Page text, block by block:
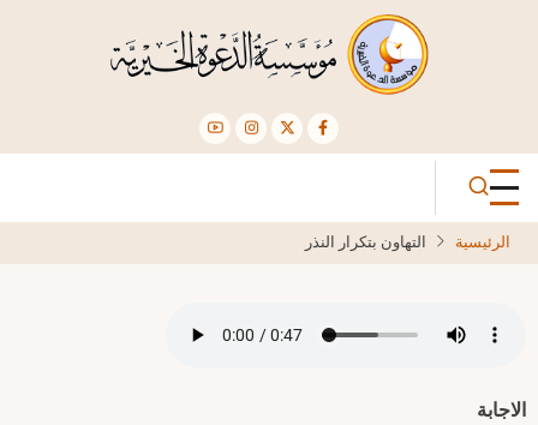
الرئيسية التهاون بتكرار النذر
الاجابة